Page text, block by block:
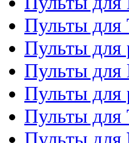
Пульты
Пульты для
Пульты для
Пульты для
Пульты
Пульты для